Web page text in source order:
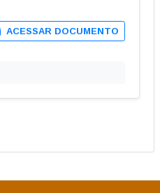
ACESSAR DOCUMENTO